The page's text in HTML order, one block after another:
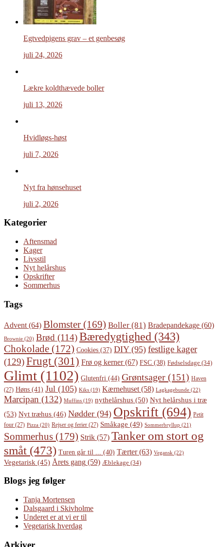
Egtvedpigens grav – et genbesøg
juli 24, 2026
Lækre koldthævede boller
juli 13, 2026
Hvidløgs-høst
juli 7, 2026
Nyt fra hønsehuset
juli 2, 2026
Kategorier
Aftensmad
Kager
Livsstil
Nyt helårshus
Opskrifter
Sommerhus
Tags
Advent (64) Blomster (169) Boller (81) Bradepandekage (60)
Brownie (20) Brød (114)Bæredygtighed (343)
Chokolade (172) Cookies (37) DIY(95) festlige kager
(129)Frugt (301) Frø og kerner(67) FSC (38) Fødselsdage (34)
Glimt (1102) Glutenfri (44) Grøntsager (151) Haven
(27) Høns (41) Jul (105) Kiks (19) Kærnehuset (58) Lagkagebunde (22)
Marcipan (132) Muffins (19) nythelårshus (50) Nyt helårshus i træ
(53) Nyt træhus (46) Nødder (94) Opskrift (694) Petit
four (27) Pizza (20) Rejser og ferier (27) Småkage (49) Sommerbryllup (21)
Sommerhus (179) Strik (57) Tanker om stort og
småt (473) Turen går til ... (40) Tærter(63) Vegansk (22)
Vegetarisk (45) Årets gang (59) Æblekage (34)
Blogs jeg følger
Tanja Mortensen
Dalsgaard i Skivholme
Underet er at vi er til
Vegetarisk hverdag
Arkiver